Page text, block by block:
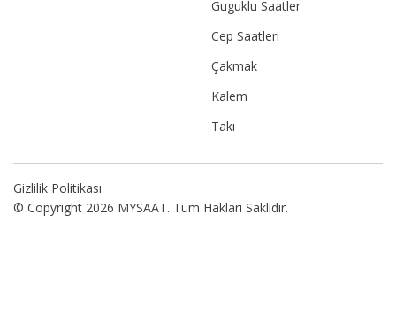
Guguklu Saatler
Cep Saatleri
Çakmak
Kalem
Takı
Gizlilik Politikası
© Copyright 2026 MYSAAT. Tüm Hakları Saklıdır.